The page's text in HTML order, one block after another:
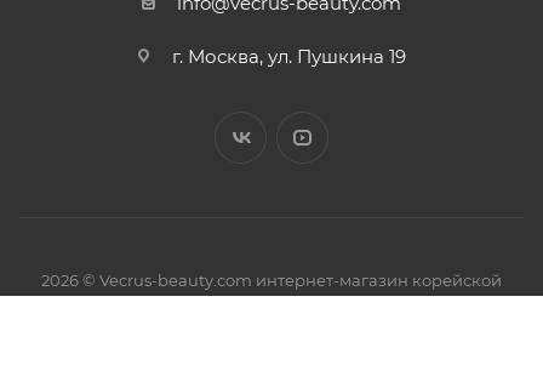
г. Москва, ул. Пушкина 19
2026 © Vecrus-beauty.com интернет-магазин корейской